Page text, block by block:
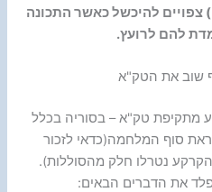
צפויים להיכשל כאשר התכונה
להם לרועץ.
שוב את הטק"א
מתקיפת טק"א – בסוריה בכלל
סוף המלחמה(כדאי לזכור
נטרלו חלק מהסוללות).
את הדברים הבאים: